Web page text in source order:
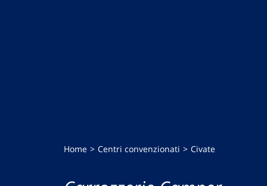
Home Centri convenzionati Civate